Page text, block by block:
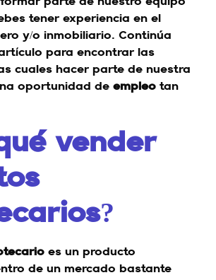
parte de nuestro equipo
tener experiencia en el
y/o inmobiliario. Continúa
para encontrar las
cuales hacer parte de nuestra
oportunidad de empleo tan
vender
es un producto
de un mercado bastante